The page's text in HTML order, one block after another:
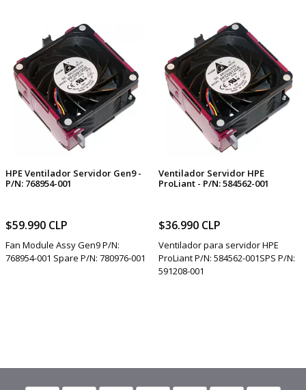
HPE Ventilador Servidor Gen9 -
P/N: 768954-001
$59.990 CLP
Fan Module Assy Gen9 P/N:
768954-001 Spare P/N: 780976-001
Ventilador Servidor HPE
ProLiant - P/N: 584562-001
$36.990 CLP
Ventilador para servidor HPE
ProLiant P/N: 584562-001SPS P/N:
591208-001